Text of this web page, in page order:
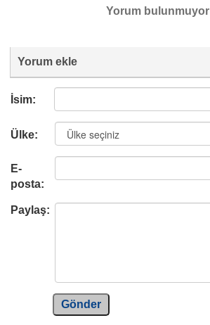
Yorum bulunmuyor
Yorum ekle
İsim:
Ülke:
E-
posta:
Paylaş:
Gönder